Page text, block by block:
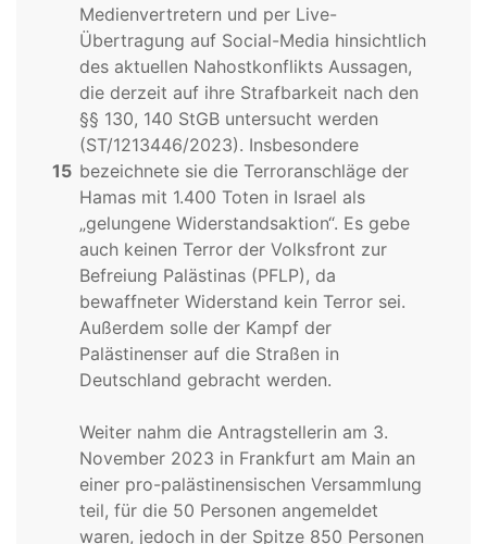
15
Medienvertretern und per Live-
Übertragung auf Social-Media hinsichtlich
des aktuellen Nahostkonflikts Aussagen,
die derzeit auf ihre Strafbarkeit nach den
§§ 130, 140 StGB untersucht werden
(ST/1213446/2023). Insbesondere
bezeichnete sie die Terroranschläge der
Hamas mit 1.400 Toten in Israel als
„gelungene Widerstandsaktion“. Es gebe
auch keinen Terror der Volksfront zur
Befreiung Palästinas (PFLP), da
bewaffneter Widerstand kein Terror sei.
Außerdem solle der Kampf der
Palästinenser auf die Straßen in
Deutschland gebracht werden.
Weiter nahm die Antragstellerin am 3.
November 2023 in Frankfurt am Main an
einer pro-palästinensischen Versammlung
teil, für die 50 Personen angemeldet
waren, jedoch in der Spitze 850 Personen